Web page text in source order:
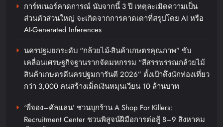
Coalescing Cadence นิทรรศการ
กลุ่ม ภัณฑารักษ์โดย เจมส์ ลุยจิ
กรกฎาคม – 29 สิงหาคม 2569 ริ
การ์ทเนอร์คาดการณ์ นับจากนี้ 3 ปี เหตุละเมิดความเป็น
ส่วนตัวส่วนใหญ่ จะเกิดจากการคาดเดาที่สรุปโดย AI หรือ
AI-Generated Inferences
นครปฐมยกระดับ “กล้วยไม้-สินค้าเกษตรคุณภาพ” ขับ
เคลื่อนเศรษฐกิจฐานรากจัดมหกรรม “สีสรรพรรณกล้วยไม้
สินค้าเกษตรดีนครปฐมการันตี 2026” ตั้งเป้าดึงนักท่องเที่ยว
กว่า 3,000 คนสร้างเม็ดเงินหมุนเวียน 10 ล้านบาท
‘พี่จอง–คัลแลน’ ชวนบุกร้าน A Shop For Killers:
Recruitment Center ชวนพิสูจน์ฝีมือการต่อสู้ 8–9 สิงหาคม